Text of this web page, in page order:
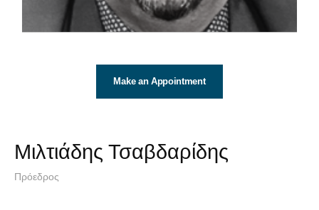
Make an Appointment
Μιλτιάδης Τσαβδαρίδης
Πρόεδρος